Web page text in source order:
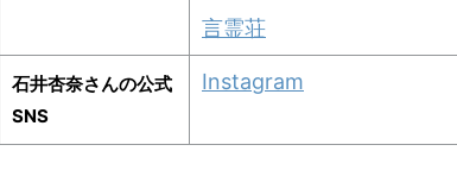
言霊荘
石井杏奈さんの公式
SNS
Instagram